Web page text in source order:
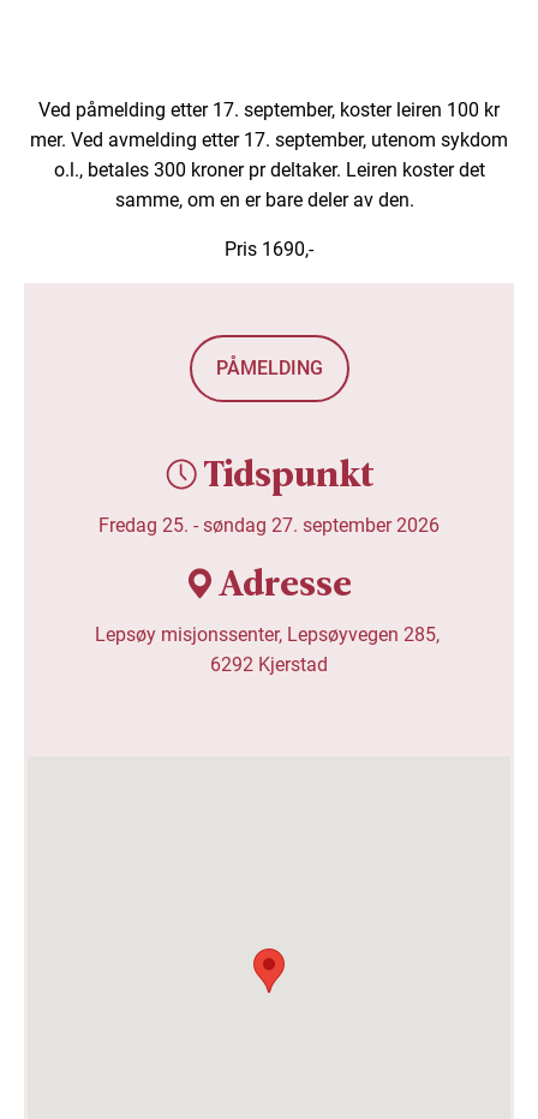
Ved påmelding etter 17. september, koster leiren 100 kr
mer. Ved avmelding etter 17. september, utenom sykdom
o.l., betales 300 kroner pr deltaker. Leiren koster det
samme, om en er bare deler av den.
Pris 1690,-
PÅMELDING
Tidspunkt
Fredag 25. - søndag 27. september 2026
Adresse
Lepsøy misjonssenter, Lepsøyvegen 285,
6292 Kjerstad